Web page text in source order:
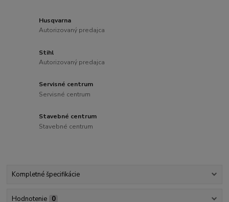
Husqvarna
Autorizovaný predajca
Stihl
Autorizovaný predajca
Servisné centrum
Servisné centrum
Stavebné centrum
Stavebné centrum
Kompletné špecifikácie
Hodnotenie 0